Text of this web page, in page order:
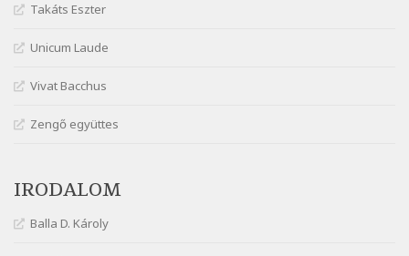
Márai Sándor: Ez a kávéház
Szélkiáltó
Szélkiáltó
Márai Sándor: Hol vagyok?
Szélkiáltó
Márai Sándor: Ujjgyakorlat 8
Takáts Eszter
Unicum Laude
Vivat Bacchus
Zengő együttes
IRODALOM
Balla D. Károly